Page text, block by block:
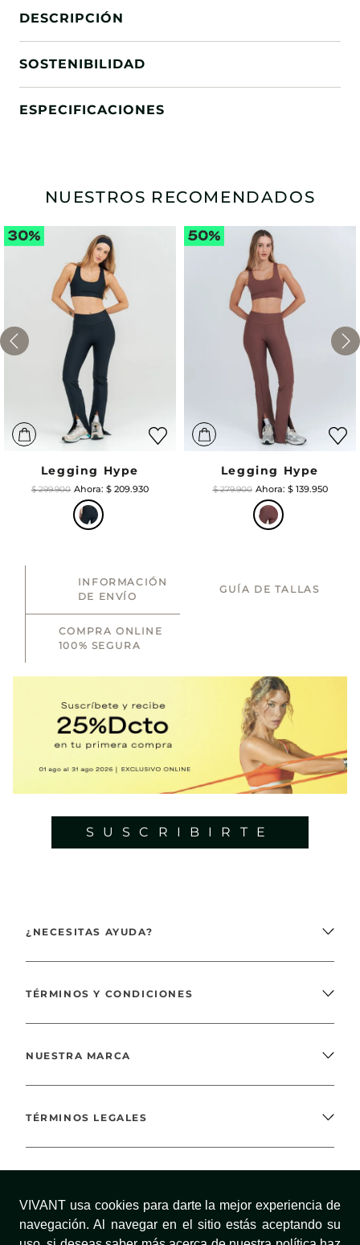
VIVANT usa cookies para darte la mejor experiencia de
navegación. Al navegar en el sitio estás aceptando su
DESCRIPCIÓN
SOSTENIBILIDAD
ESPECIFICACIONES
NUESTROS RECOMENDADOS
Legging Hype
$ 299.900 $ 209.930
Legging Hype
$ 279.900 $ 139.950
INFORMACIÓN
DE ENVÍO
GUÍA DE TALLAS
COMPRA ONLINE
100% SEGURA
SUSCRIBIRTE
¿NECESITAS AYUDA?
TÉRMINOS Y CONDICIONES
NUESTRA MARCA
TÉRMINOS LEGALES